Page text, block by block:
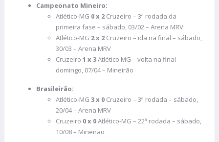
Campeonato Mineiro:
Atlético-MG 0 x 2Cruzeiro – 3ª rodada da
primeira fase – sábado, 03/02 – Arena MRV
Atlético-MG 2 x 2Cruzeiro – ida na final – sábado,
30/03 – Arena MRV
Cruzeiro 1 x 3Atlético MG – volta na final –
domingo, 07/04 – Mineirão
Brasileirão:
Atlético-MG 3 x 0 Cruzeiro – 3ª rodada – sábado,
20/04 – Arena MRV
Cruzeiro 0 x 0Atlético-MG – 22ª rodada – sábado,
10/08 – Mineirão